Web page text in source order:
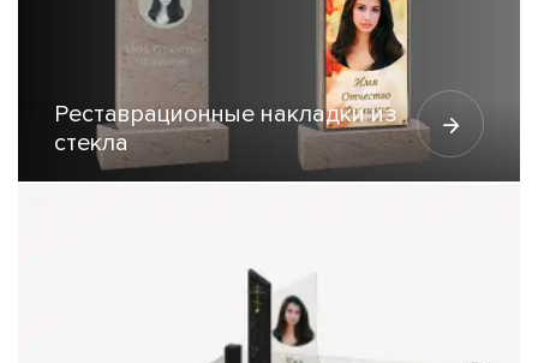
Реставрационные накладки из
стекла